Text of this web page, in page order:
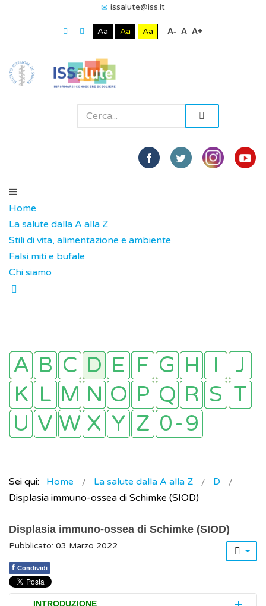
issalute@iss.it
Aa Aa Aa A- A A+
Home
La salute dalla A alla Z
Stili di vita, alimentazione e ambiente
Falsi miti e bufale
Chi siamo
Sei qui: Home La salute dalla A alla Z
D
Displasia immuno-ossea di Schimke (SIOD)
Displasia immuno-ossea di Schimke (SIOD)
Pubblicato: 03 Marzo 2022
f Condividi
INTRODUZIONE